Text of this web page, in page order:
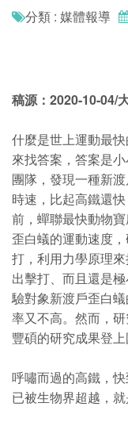
分類 : 媒體報導
稿源：2020-10-04/
什麼是世上運動最快
來找答案，答案是
團隊，發現一種新
時速，比起高鐵還
前，蟬聯最快動物
歪白蟻的運動速度
打，利用力學原理
出擊打、而且還是
驗對象新渡戶歪白
率又不高。然而，
豐碩的研究成果登上
呼嘯而過的高鐵，
已被生物界超越，就